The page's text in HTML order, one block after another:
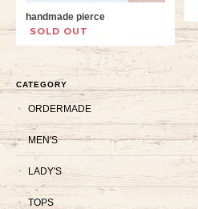
handmade pierce
SOLD OUT
CATEGORY
ORDERMADE
MEN'S
LADY'S
TOPS